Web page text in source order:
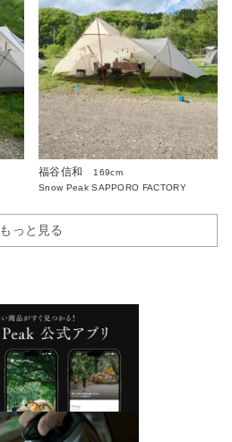
福谷信和
169cm
Snow Peak SAPPORO FACTORY
もっと見る